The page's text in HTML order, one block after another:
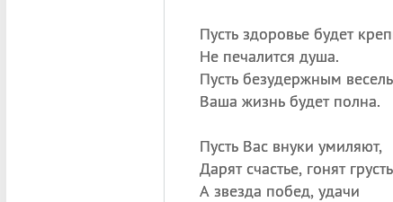
Пусть здоровье будет
Не печалится душа.
Пусть безудержным
Ваша жизнь будет полна.
Пусть Вас внуки умиляют,
Дарят счастье, гонят
А звезда побед, удачи